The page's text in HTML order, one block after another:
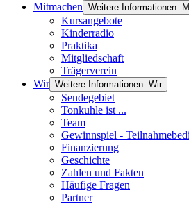
Mitmachen Weitere Informationen:
Kursangebote
Kinderradio
Praktika
Mitgliedschaft
Trägerverein
Wir Weitere Informationen: Wir
Sendegebiet
Tonkuhle ist ...
Team
Gewinnspiel -
Finanzierung
Geschichte
Zahlen und Fakten
Häufige Fragen
Partner